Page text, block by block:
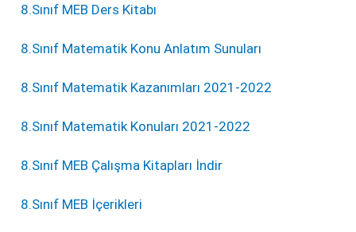
8.Sınıf MEB Ders Kitabı
8.Sınıf Matematik Konu Anlatım Sunuları
8.Sınıf Matematik Kazanımları 2021-2022
8.Sınıf Matematik Konuları 2021-2022
8.Sınıf MEB Çalışma Kitapları İndir
8.Sınıf MEB İçerikleri